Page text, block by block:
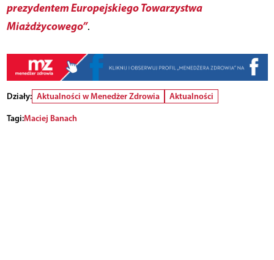
prezydentem Europejskiego Towarzystwa
Miażdżycowego”.
Działy: Aktualności w Menedżer Zdrowia
Aktualności
Tagi:Maciej Banach